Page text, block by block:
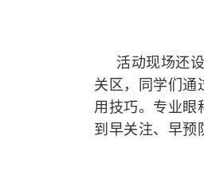
活动现场还
关区，同学们通
用技巧。专业眼
到早关注、早预